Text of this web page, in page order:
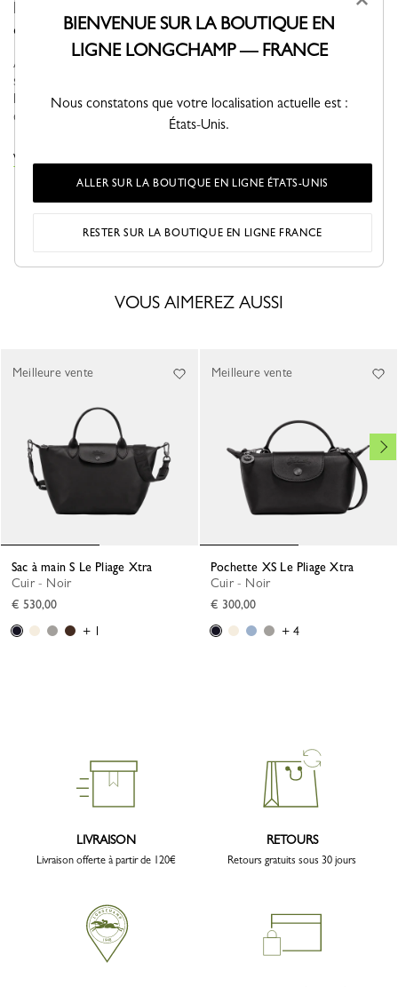
comme de nuit, Il vous suit partout.
À travers une élégance assumée, Le PLIAGE XTRA se décline,
s’amuse et trouve naturellement sa place dans votre vestiaire. Sa
ligne sobre et moderne apporte dynamisme et relief à un
quotidien cita...
Voir plus
VOIR LA COLLECTION LE PLIAGE XTRA
VOUS AIMEREZ AUSSI
Sac à main S Le Pliage Xtra
Cuir - Noir
€ 530,00
+ 1
Meilleure vente
Pochette XS Le Pliage Xtra
Cuir - Noir
€ 300,00
+ 4
Meilleure vente
LIVRAISON
Livraison offerte à partir de 120€
RETOURS
Retours gratuits sous 30 jours
BIENVENUE SUR LA BOUTIQUE EN
LIGNE LONGCHAMP — FRANCE
Nous constatons que votre localisation actuelle est :
États-Unis.
ALLER SUR LA BOUTIQUE EN LIGNE ÉTATS-UNIS
RESTER SUR LA BOUTIQUE EN LIGNE FRANCE